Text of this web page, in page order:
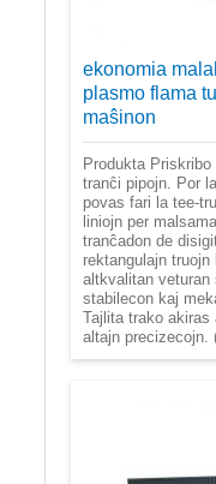
ekonomia
plasmo flama
maŝinon
Produkta
tranĉi pipojn. Por
povas fari la tee-
liniojn per
tranĉadon de
rektangulajn
altkvalitan veturan
stabilecon kaj
Tajlita trako akiras
altajn precizecojn.